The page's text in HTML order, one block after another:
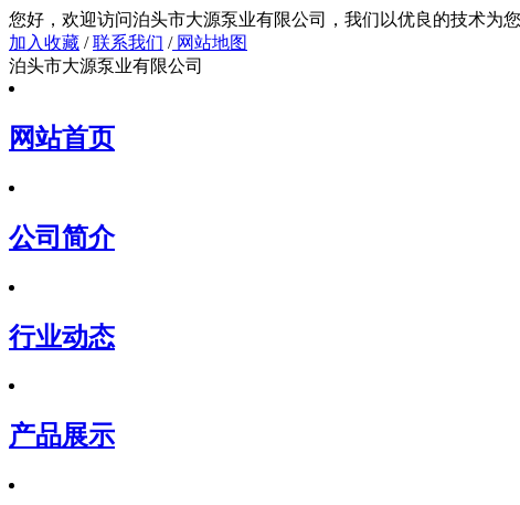
您好，欢迎访问泊头市大源泵业有限公司，我们以优
加入收藏 /联系我们 /网站地图
泊头市大源泵业有限公司
网站首页
公司简介
行业动态
产品展示